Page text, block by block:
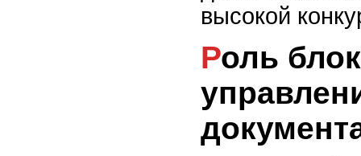
высокой
Роль блокчейна в